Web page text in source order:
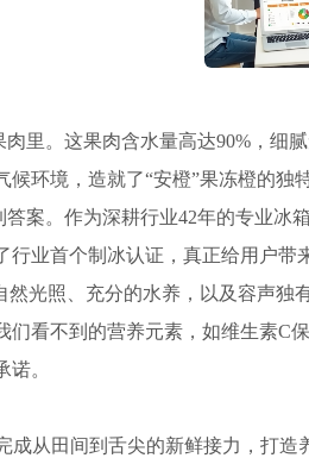
里。这果肉含水量高达90%，细
环境，造就了“安橙”果冻橙的独
案。作为深耕行业42年的专业冰
行业首个制冰认证，真正给用户
光照、充分的水养，以及容声
看不到的营养元素，如维生素C
。
成从田间到舌尖的新鲜接力，打